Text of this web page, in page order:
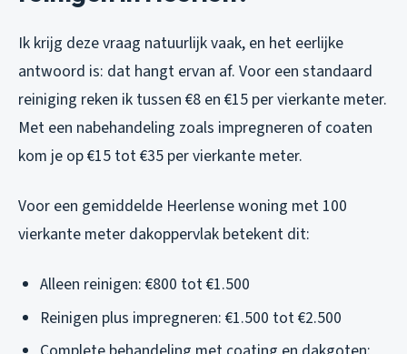
Ik krijg deze vraag natuurlijk vaak, en het eerlijke
antwoord is: dat hangt ervan af. Voor een standaard
reiniging reken ik tussen €8 en €15 per vierkante meter.
Met een nabehandeling zoals impregneren of coaten
kom je op €15 tot €35 per vierkante meter.
Voor een gemiddelde Heerlense woning met 100
vierkante meter dakoppervlak betekent dit:
Alleen reinigen: €800 tot €1.500
Reinigen plus impregneren: €1.500 tot €2.500